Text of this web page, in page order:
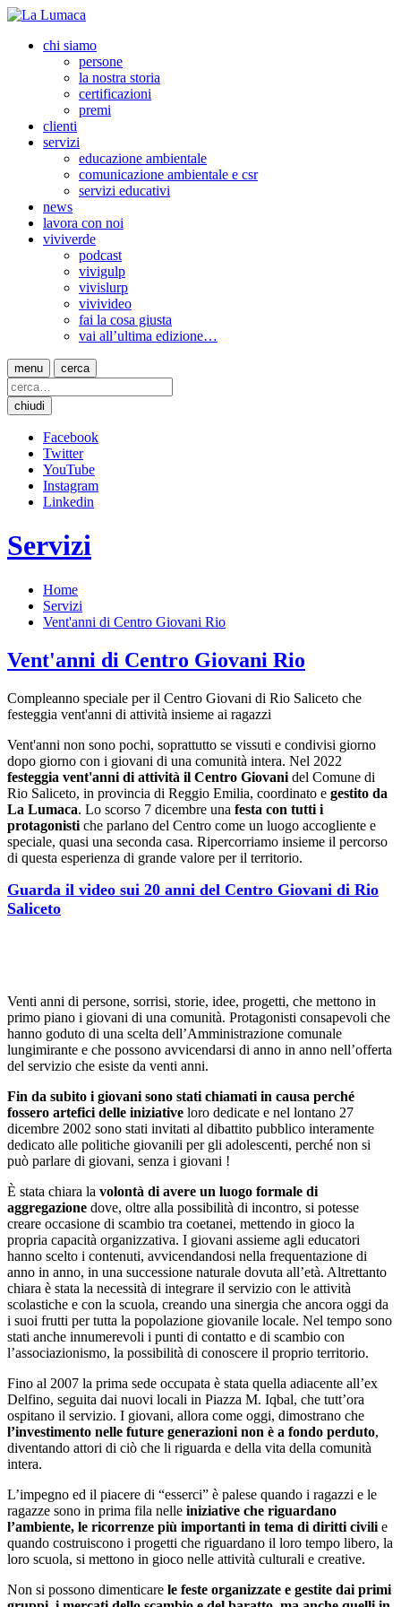
chi siamo
persone
la nostra storia
certificazioni
premi
clienti
servizi
educazione ambientale
comunicazione ambientale e csr
servizi educativi
news
lavora con noi
viviverde
podcast
vivigulp
vivislurp
vivivideo
fai la cosa giusta
vai all’ultima edizione…
menu cerca
chiudi
Facebook
Twitter
YouTube
Instagram
Linkedin
Servizi
Home
Servizi
Vent'anni di Centro Giovani Rio
Vent'anni di Centro Giovani Rio
Compleanno speciale per il Centro Giovani di Rio Saliceto che
festeggia vent'anni di attività insieme ai ragazzi
Vent'anni non sono pochi, soprattutto se vissuti e condivisi giorno
dopo giorno con i giovani di una comunità intera. Nel 2022
festeggia vent'anni di attività il Centro Giovani del Comune di
Rio Saliceto, in provincia di Reggio Emilia, coordinato e gestito da
La Lumaca. Lo scorso 7 dicembre una festa con tutti i
protagonisti che parlano del Centro come un luogo accogliente e
speciale, quasi una seconda casa. Ripercorriamo insieme il percorso
di questa esperienza di grande valore per il territorio.
Guarda il video sui 20 anni del Centro Giovani di Rio
Saliceto
Venti anni di persone, sorrisi, storie, idee, progetti, che mettono in
primo piano i giovani di una comunità. Protagonisti consapevoli che
hanno goduto di una scelta dell’Amministrazione comunale
lungimirante e che possono avvicendarsi di anno in anno nell’offerta
del servizio che esiste da venti anni.
Fin da subito i giovani sono stati chiamati in causa perché
fossero artefici delle iniziative loro dedicate e nel lontano 27
dicembre 2002 sono stati invitati al dibattito pubblico interamente
dedicato alle politiche giovanili per gli adolescenti, perché non si
può parlare di giovani, senza i giovani !
È stata chiara la volontà di avere un luogo formale di
aggregazione dove, oltre alla possibilità di incontro, si potesse
creare occasione di scambio tra coetanei, mettendo in gioco la
propria capacità organizzativa. I giovani assieme agli educatori
hanno scelto i contenuti, avvicendandosi nella frequentazione di
anno in anno, in una successione naturale dovuta all’età. Altrettanto
chiara è stata la necessità di integrare il servizio con le attività
scolastiche e con la scuola, creando una sinergia che ancora oggi da
i suoi frutti per tutta la popolazione giovanile locale. Nel tempo sono
stati anche innumerevoli i punti di contatto e di scambio con
l’associazionismo, la possibilità di conoscere il proprio territorio.
Fino al 2007 la prima sede occupata è stata quella adiacente all’ex
Delfino, seguita dai nuovi locali in Piazza M. Iqbal, che tutt’ora
ospitano il servizio. I giovani, allora come oggi, dimostrano che
l’investimento nelle future generazioni non è a fondo perduto,
diventando attori di ciò che li riguarda e della vita della comunità
intera.
L’impegno ed il piacere di “esserci” è palese quando i ragazzi e le
ragazze sono in prima fila nelle iniziative che riguardano
l’ambiente, le ricorrenze più importanti in tema di diritti civili e
quando costruiscono i progetti che riguardano il loro tempo libero, la
loro scuola, si mettono in gioco nelle attività culturali e creative.
Non si possono dimenticare le feste organizzate e gestite dai primi